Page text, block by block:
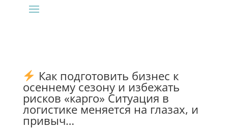
Как подготовить бизнес к
осеннему сезону и избежать
рисков «карго» Ситуация в
логистике меняется на глазах, и
привыч…